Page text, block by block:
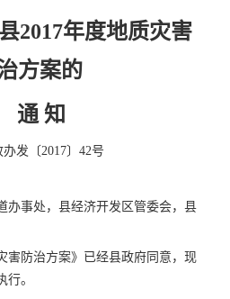
2017年度地质灾害
方案的
通 知
办发〔2017〕42号
办事处，县经济开发区管委会，县
害防治方案》已经县政府同意，现
行。